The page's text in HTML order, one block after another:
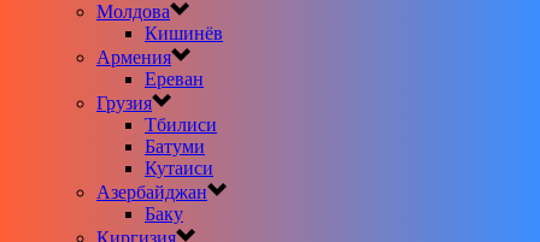
Молдова
Кишинёв
Армения
Ереван
Грузия
Тбилиси
Батуми
Кутаиси
Азербайджан
Баку
Киргизия